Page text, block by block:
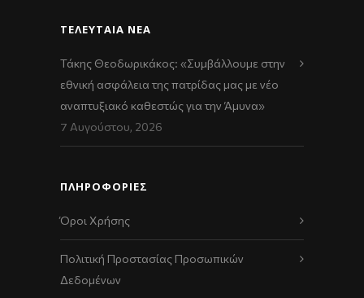
ΤΕΛΕΥΤΑΊΑ ΝΈΑ
Τάκης Θεοδωρικάκος: «Συμβάλλουμε στην
εθνική ασφάλεια της πατρίδας μας με νέο
αναπτυξιακό καθεστώς για την Άμυνα»
7 Αυγούστου, 2026
ΠΛΗΡΟΦΟΡΙΕΣ
Όροι Χρήσης
Πολιτική Προστασίας Προσωπικών
Δεδομένων